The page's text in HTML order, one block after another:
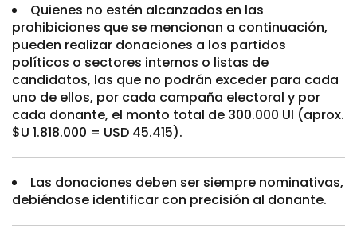
Quienes no estén alcanzados en las
prohibiciones que se mencionan a continuación,
pueden realizar donaciones a los partidos
políticos o sectores internos o listas de
candidatos, las que no podrán exceder para cada
uno de ellos, por cada campaña electoral y por
cada donante, el monto total de 300.000 UI (aprox.
$U 1.818.000 = USD 45.415).
Las donaciones deben ser siempre nominativas,
debiéndose identificar con precisión al donante.